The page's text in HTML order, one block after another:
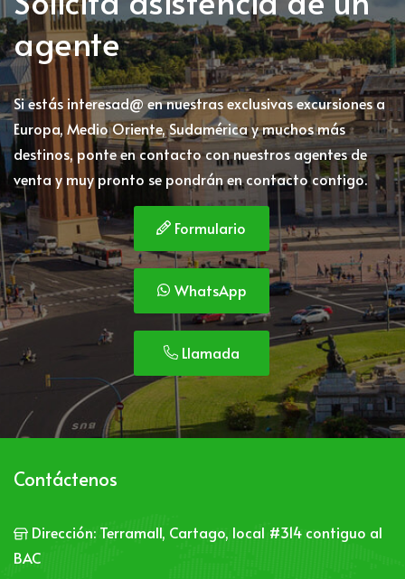
agente
Si estás interesad@ en nuestras exclusivas excursiones a
Europa, Medio Oriente, Sudamérica y muchos más
destinos, ponte en contacto con nuestros agentes de
venta y muy pronto se pondrán en contacto contigo.
Formulario
WhatsApp
Llamada
Contáctenos
Dirección: Terramall, Cartago, local #314 contiguo al
BAC